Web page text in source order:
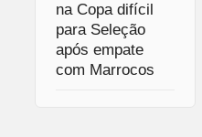
na Copa difícil
para Seleção
após empate
com Marrocos